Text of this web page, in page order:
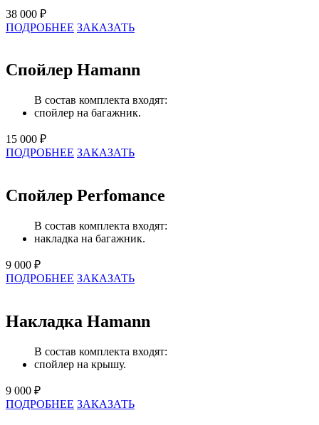
38 000 ₽
ПОДРОБНЕЕ ЗАКАЗАТЬ
Спойлер Hamann
В состав комплекта входят:
спойлер на багажник.
15 000 ₽
ПОДРОБНЕЕ ЗАКАЗАТЬ
Спойлер Perfomance
В состав комплекта входят:
накладка на багажник.
9 000 ₽
ПОДРОБНЕЕ ЗАКАЗАТЬ
Накладка Hamann
В состав комплекта входят:
спойлер на крышу.
9 000 ₽
ПОДРОБНЕЕ ЗАКАЗАТЬ